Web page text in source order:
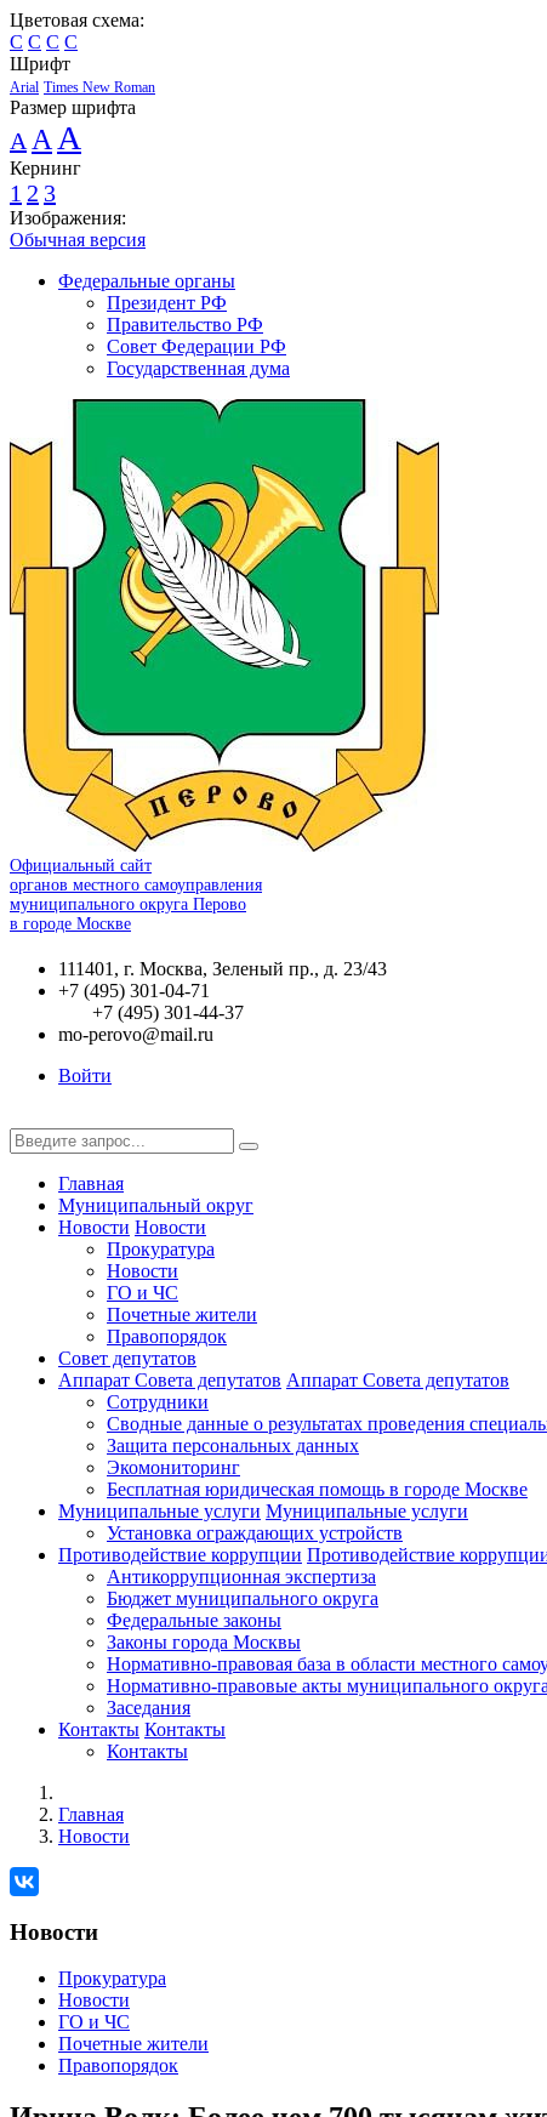
Цветовая схема:
C C C C
Шрифт
Arial Times New Roman
Размер шрифта
A A A
Кернинг
1 2 3
Изображения:
Обычная версия
Федеральные органы
Президент РФ
Правительство РФ
Совет Федерации РФ
Государственная дума
Официальный сайт
органов местного самоуправления
муниципального округа Перово
в городе Москве
111401, г. Москва, Зеленый пр., д. 23/43
+7 (495) 301-04-71
+7 (495) 301-44-37
mo-perovo@mail.ru
Войти
Главная
Муниципальный округ
Новости Новости
Прокуратура
Новости
ГО и ЧС
Почетные жители
Правопорядок
Совет депутатов
Аппарат Совета депутатов Аппарат Совета депутатов
Сотрудники
Сводные данные о результатах проведения
Защита персональных данных
Экомониторинг
Бесплатная юридическая помощь в городе Москве
Муниципальные услуги Муниципальные услуги
Установка ограждающих устройств
Противодействие коррупции Противодействие
Антикоррупционная экспертиза
Бюджет муниципального округа
Федеральные законы
Законы города Москвы
Нормативно-правовая база в области местного
Нормативно-правовые акты муниципального
Заседания
Контакты Контакты
Контакты
Главная
Новости
Новости
Прокуратура
Новости
ГО и ЧС
Почетные жители
Правопорядок